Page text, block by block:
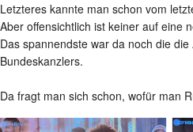
Letzteres kannte man schon vom
Aber offensichtlich ist keiner auf eine
Das spannendste war da noch die
Bundeskanzlers.
Da fragt man sich schon, wofür man